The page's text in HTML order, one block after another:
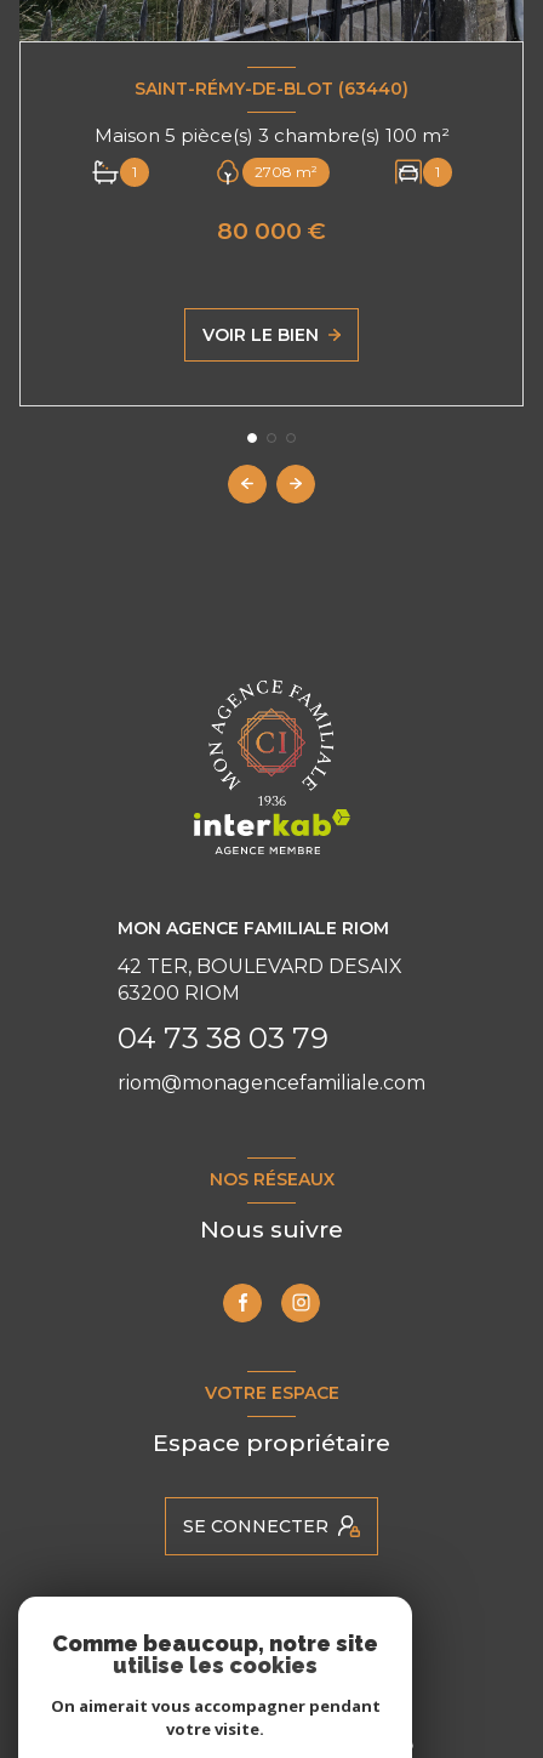
SAINT-RÉMY-DE-BLOT (63440)
Maison 5 pièce(s) 3 chambre(s) 100 m²
1 2708 m² 1
80 000 €
VOIR LE BIEN
MON AGENCE FAMILIALE RIOM
42 TER, BOULEVARD DESAIX
63200 RIOM
04 73 38 03 79
riom@monagencefamiliale.com
NOS RÉSEAUX
Nous suivre
VOTRE ESPACE
Espace propriétaire
SE CONNECTER
Nous adhérons
Comme beaucoup, notre site
utilise les cookies
On aimerait vous accompagner pendant
votre visite.